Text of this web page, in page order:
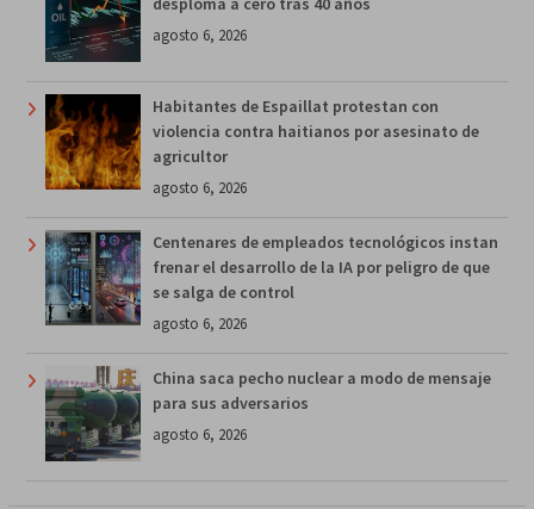
agosto 6, 2026
Habitantes de Espaillat protestan con
violencia contra haitianos por asesinato de
agricultor
agosto 6, 2026
Centenares de empleados tecnológicos instan
frenar el desarrollo de la IA por peligro de que
se salga de control
agosto 6, 2026
China saca pecho nuclear a modo de mensaje
para sus adversarios
agosto 6, 2026